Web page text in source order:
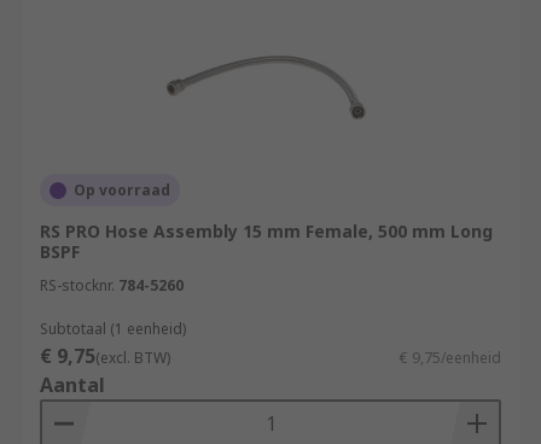
Op voorraad
RS PRO Hose Assembly 15 mm Female, 500 mm Long
BSPF
RS-stocknr. 784-5260
Subtotaal (1 eenheid)
€ 9,75(excl. BTW) € 9,75/eenheid
Aantal